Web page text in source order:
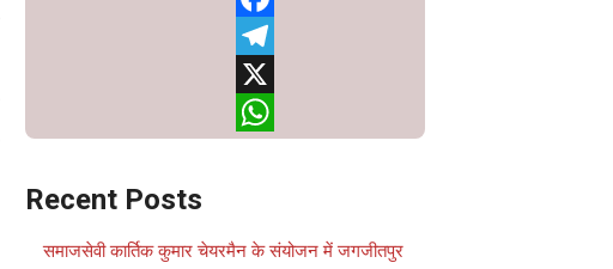
Facebook
Telegram
X
Recent Posts
समाजसेवी कार्तिक कुमार चेयरमैन के संयोजन में जगजीतपुर